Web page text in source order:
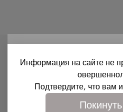
Характеристики
Для доступа на сайт
совершеннолетие и
cookies.
Подробности можно узнать
Информация на сайте не
Подтвердите, что вам